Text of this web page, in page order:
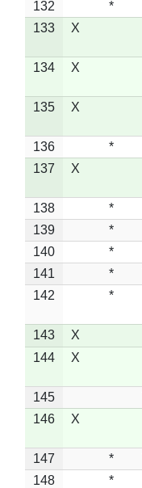
132 *
133
X
134 X
135 X
136 *
137
X
138 *
139
*
140
*
141
*
142
*
143
X
144
X
145
146
X
147 *
148
*